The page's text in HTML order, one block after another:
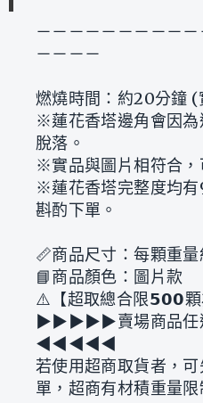
－－－－－－－－－
－－－－
燃燒時間：約20分鐘
※蓮花香塔邊角會因
脫落。
※實品與圖片相符合，
※蓮花香塔完整度均
斟酌下單。
📏商品尺寸：每顆重
📘商品顏色：圖片款
⚠️【超取總合限𝟱𝟬𝟬
▶︎▶︎▶︎▶︎▶︎賣場商品任
◀︎◀︎◀︎◀︎◀︎
若使用超商取貨者，
單，超商有材積重量限